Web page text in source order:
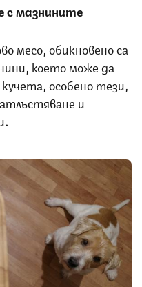
с мазнините
месо, обикновено са
което може да
особено тези,
и